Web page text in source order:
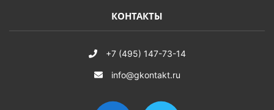
КОНТАКТЫ
+7 (495) 147-73-14
info@gkontakt.ru